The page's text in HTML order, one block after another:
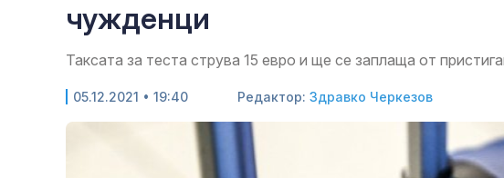
чужденци
Таксата за теста струва 15 евро и ще се заплаща от
05.12.2021 • 19:40 Редактор: Здравко Черкезов